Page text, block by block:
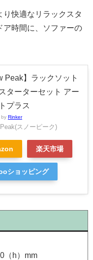
快適なリラックスタ
ア時間に、ソファーの
Peak】ラックソット
ターターセット アー
プラス
by Rinker
スノーピーク)
楽天市場
ショッピング
h）mm